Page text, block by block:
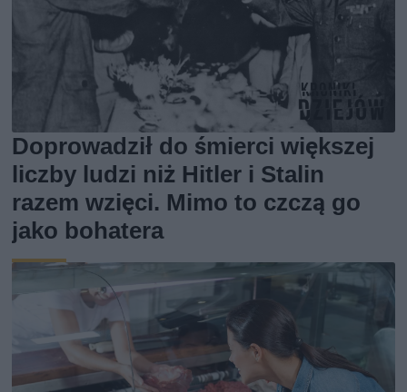
Doprowadził do śmierci większej
liczby ludzi niż Hitler i Stalin
razem wzięci. Mimo to czczą go
jako bohatera